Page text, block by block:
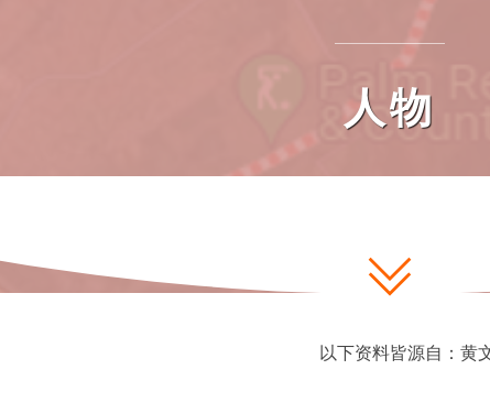
人物
以下资料皆源自：黄